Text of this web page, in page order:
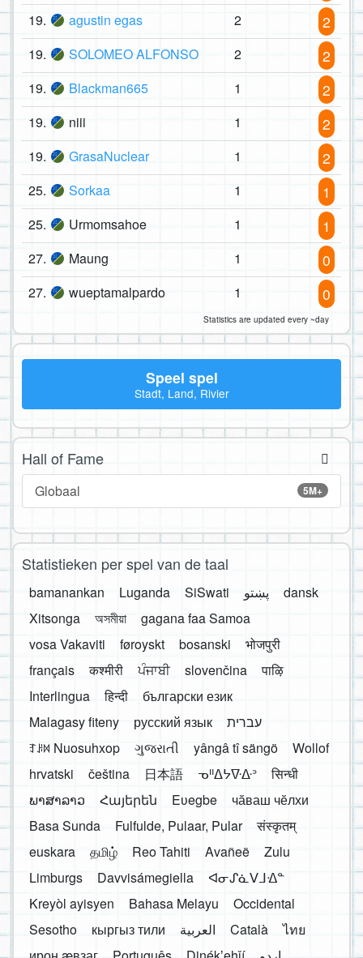
19. agustin egas 2 2
19. SOLOMEO ALFONSO 2 2
19. Blackman665 1 2
19. niii 1 2
19. GrasaNuclear 1 2
25. Sorkaa 1 1
25. Urmomsahoe 1 1
27. Maung 1 0
27. wueptamalpardo 1 0
Statistics are updated every ~day
Speel spel
Stadt, Land, Rivier
Hall of Fame
5M+
Globaal
Statistieken per spel van de taal
bamanankan Luganda SiSwati پښتو
dansk
Xitsonga
অসমীয়া
gagana faa Samoa
vosa Vakaviti
føroyskt bosanski
भोजपुरी
français
कश्मीरी ਪੰਜਾਬੀ slovenčina
पाऴि
Interlingua
हिन्दी
български език
Malagasy fiteny
русский язык
עברית
ꆈꌠ꒿ Nuosuhxop
ગુજરાતી yângâ tî sängö
Wollof
hrvatski
čeština 日本語 ᓀᐦᐃᔭᐍᐏᐣ
सिन्धी
ພາສາລາວ
Հայերեն Eʋegbe
чӑваш чӗлхи
Basa Sunda
Fulfulde, Pulaar, Pular
संस्कृतम्
euskara
தமிழ் Reo Tahiti Avañeẽ
Zulu
Limburgs
Davvisámegiella
ᐊᓂᔑᓈᐯᒧᐎᓐ
Kreyòl ayisyen
Bahasa Melayu
Occidental
Sesotho
кыргыз тили العربية Català
ไทย